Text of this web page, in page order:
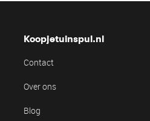
Koopjetuinspul.nl
Contact
Over ons
Blog